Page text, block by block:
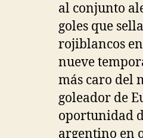
al conjunto
goles que
rojiblancos
nueve
más caro del
goleador de
oportunidad
argentino en